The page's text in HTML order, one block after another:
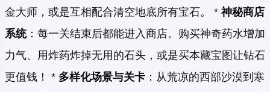
金大师，或是互相配合清空地底所有宝石。 * 神秘商店
系统：每一关结束后都能进入商店。购买神奇药水增加
力气、用炸药炸掉无用的石头，或是买本藏宝图让钻石
更值钱！ * 多样化场景与关卡 ：从荒凉的西部沙漠到寒